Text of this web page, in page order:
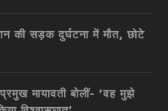
की सड़क दुर्घटना में मौत, छोटे
मायावती बोलीं- ‘वह मुझे